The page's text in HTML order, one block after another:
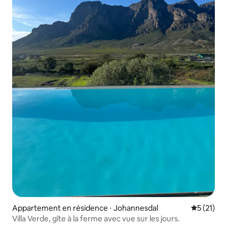
Appartement en résidence ⋅ Johannesdal
5 (21)
Villa Verde, gîte à la ferme avec vue sur les jours.